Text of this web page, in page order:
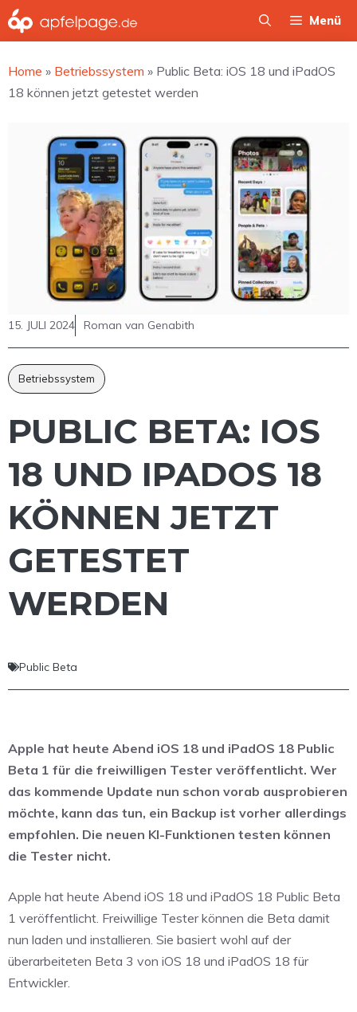
Zum
Inhalt
Menü
Home » Betriebssystem » Public Beta: iOS 18 und iPadOS
18 können jetzt getestet werden
15. JULI 2024 Roman van Genabith
Betriebssystem
PUBLIC BETA: IOS
18 UND IPADOS 18
KÖNNEN JETZT
GETESTET
WERDEN
Public Beta
Apple hat heute Abend iOS 18 und iPadOS 18 Public
Beta 1 für die freiwilligen Tester veröffentlicht. Wer
das kommende Update nun schon vorab ausprobieren
möchte, kann das tun, ein Backup ist vorher allerdings
empfohlen. Die neuen KI-Funktionen testen können
die Tester nicht.
Apple hat heute Abend iOS 18 und iPadOS 18 Public Beta
1 veröffentlicht. Freiwillige Tester können die Beta damit
nun laden und installieren. Sie basiert wohl auf der
überarbeiteten Beta 3 von iOS 18 und iPadOS 18 für
Entwickler.